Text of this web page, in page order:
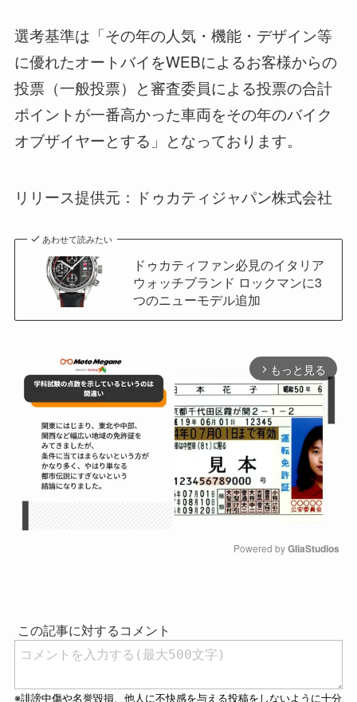
選考基準は「その年の人気・機能・デザイン等
に優れたオートバイをWEBによるお客様からの
投票（一般投票）と審査委員による投票の合計
ポイントが一番高かった車両をその年のバイク
オブザイヤーとする」となっております。
リリース提供元：ドゥカティジャパン株式会社
あわせて読みたい
ドゥカティファン必見のイタリア
ウォッチブランド ロックマンに3
つのニューモデル追加
arrow_forward_ios もっと見る
Powered by GliaStudios